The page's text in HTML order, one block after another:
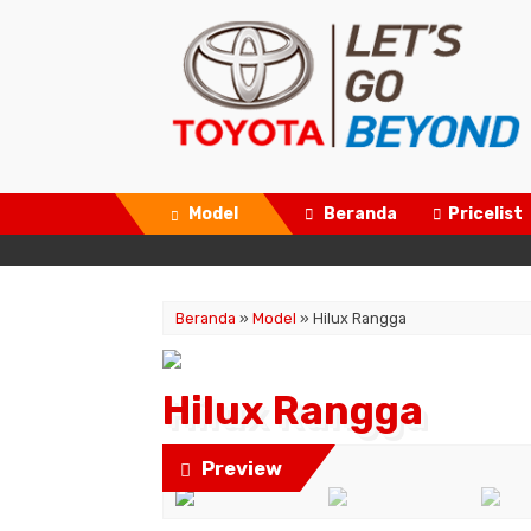
Model Beranda Pricelist
Beranda » Model » Hilux Rangga
Hilux Rangga
Preview